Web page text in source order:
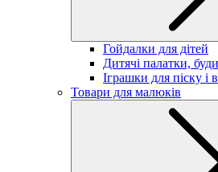
Гойдалки для дітей
Дитячі палатки,
Іграшки для піску і
Товари для малюків